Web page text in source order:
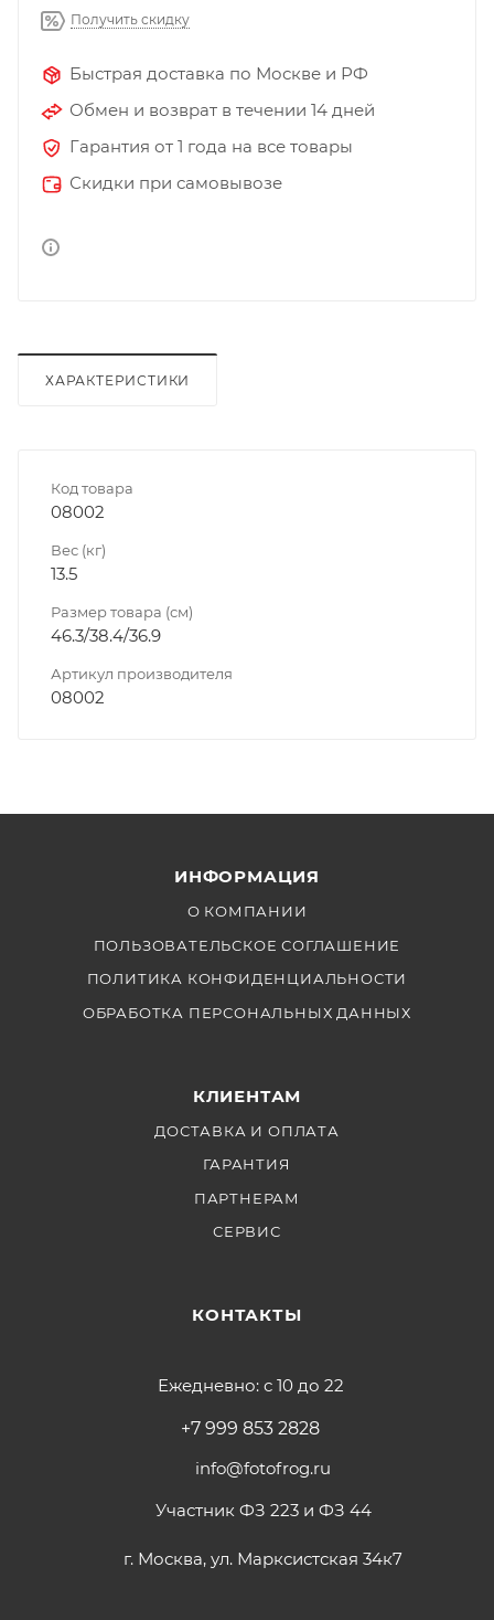
Получить скидку
Быстрая доставка по Москве и РФ
Обмен и возврат в течении 14 дней
Гарантия от 1 года на все товары
Скидки при самовывозе
ХАРАКТЕРИСТИКИ
Код товара
08002
Вес (кг)
13.5
Размер товара (см)
46.3/38.4/36.9
Артикул производителя
08002
ИНФОРМАЦИЯ
О КОМПАНИИ
ПОЛЬЗОВАТЕЛЬСКОЕ СОГЛАШЕНИЕ
ПОЛИТИКА КОНФИДЕНЦИАЛЬНОСТИ
ОБРАБОТКА ПЕРСОНАЛЬНЫХ ДАННЫХ
КЛИЕНТАМ
ДОСТАВКА И ОПЛАТА
ГАРАНТИЯ
ПАРТНЕРАМ
СЕРВИС
КОНТАКТЫ
Ежедневно: с 10 до 22
+7 999 853 2828
info@fotofrog.ru
Участник ФЗ 223 и ФЗ 44
г. Москва, ул. Марксистская 34к7